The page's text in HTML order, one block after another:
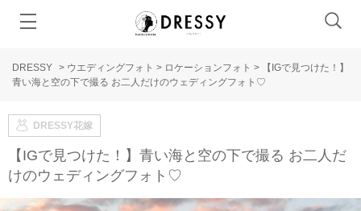
DRESSY > ウエディングフォト > ロケーションフォト >
【IGで見つけた！】
青い海と空の下で撮る お二人だけのウェディングフォト♡
DRESSY花嫁
【IGで見つけた！】青い海と空の下で撮る お二人だ
けのウェディングフォト♡